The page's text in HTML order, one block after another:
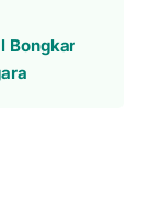
Bongkar